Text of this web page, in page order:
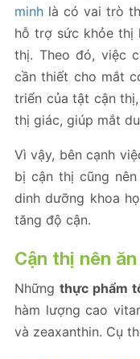
minh là có vai trò
hỗ trợ sức khỏe thị
thị. Theo đó, việc
cần thiết cho mắt
triển của tật cận
thị giác, giúp mắt
Vì vậy, bên cạnh
bị cận thị cũng
dinh dưỡng khoa
tăng độ cận.
Cận thị nên ăn
Những thực phẩm
hàm lượng cao
và zeaxanthin. Cụ